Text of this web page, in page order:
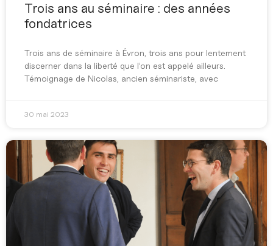
Trois ans au séminaire : des années
fondatrices
Trois ans de séminaire à Évron, trois ans pour lentement
discerner dans la liberté que l’on est appelé ailleurs.
Témoignage de Nicolas, ancien séminariste, avec
30 mai 2023